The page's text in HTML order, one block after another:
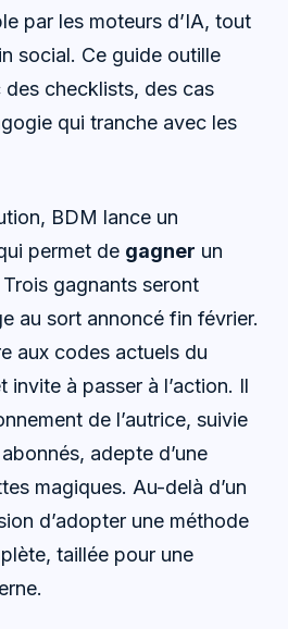
par les moteurs d’IA, tout
social. Ce guide outille
checklists, des cas
qui tranche avec les
BDM lance un
permet de gagner un
Trois gagnants seront
au sort annoncé fin février.
aux codes actuels du
invite à passer à l’action. Il
de l’autrice, suivie
adepte d’une
magiques. Au-delà d’un
d’adopter une méthode
taillée pour une